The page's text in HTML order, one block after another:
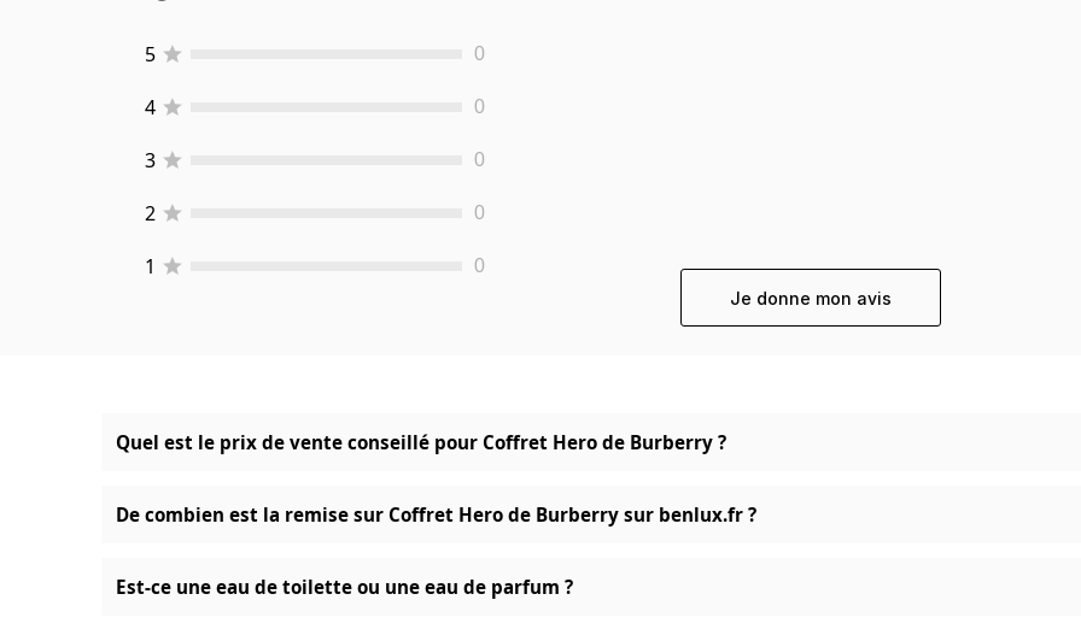
5 0
4 0
3 0
2 0
1
0
Je donne mon avis
Quel est le prix de vente conseillé pour Coffret Hero de Burberry ?
De combien est la remise sur Coffret Hero de Burberry sur benlux.fr ?
Est-ce une eau de toilette ou une eau de parfum ?